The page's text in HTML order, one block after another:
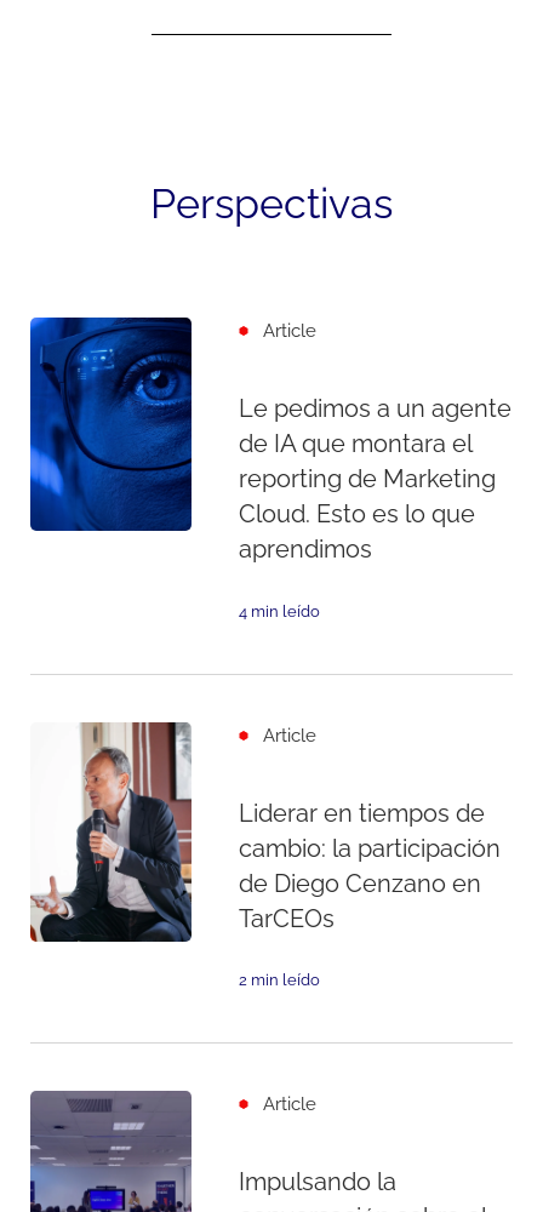
Perspectivas
Article
Le pedimos a un agente
de IA que montara el
reporting de Marketing
Cloud. Esto es lo que
aprendimos
4 min leído
Article
Liderar en tiempos de
cambio: la participación
de Diego Cenzano en
TarCEOs
2 min leído
Article
Impulsando la